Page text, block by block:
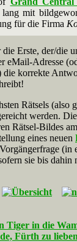
mit
für die Fir­ma
Er­ste, der/die
eMail-Adres­se
die kor­rek­te
Rät­sels (al­so
wer­den.
Rät­sel-Bil­des
ei­nes neu­en
(in
sie bis
Tiger in die
Fürth zu